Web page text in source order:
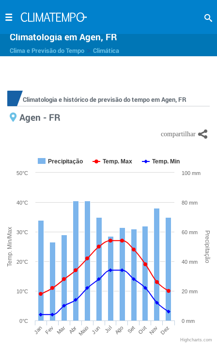
Climatologia em Agen, FR
Clima e Previsão do Tempo Climática
Climatologia e histórico de previsão do tempo em Agen, FR
Agen - FR
Temp. Min/Max Precipitação
Precipitação Temp. Max Temp. Min
Jan Fev Mar Abr Maio Jun Jul Ago Set Out Nov Dez
0°C
10°C
20°C
30°C
40°C
50°C
0 mm
20 mm
40 mm
60 mm
80 mm
100 mm
Highcharts.com